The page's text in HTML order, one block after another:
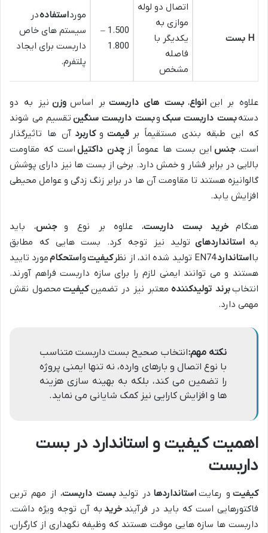
H بست
اتصال دو لوله
موازی به
یکدیگر با
فاصله
مشخص
1.500 –
1.800
مورداستفادهدر
سیستم های خاص
داربست برای ایجاد
پلتفرم.
علاوه بر این انواع، بست های داربست بر اساس وزن نیز به دو
دستهبست داربست سبک وبست داربست سنگین تقسیم می شوند
که این طبقه بندی مستقیماً بر قیمت و کاربرد آن ها تاثیرگذار
است. جنس این بست ها عموماً از چدن داکتیل است که مقاومت
بالایی در برابر فشار و خمش دارد. برخی از بست ها نیز دارای پوشش
گالوانیزه هستند تا مقاومت آن ها در برابر زنگ زدگی و عوامل محیطی
افزایش یابد.
هنگام خرید بست داربست، علاوه بر نوع و جنس، باید
به استانداردهای تولید نیز توجه کرد. بست هایی که مطابق
بااستانداردEN74 تولید شده اند، از نظر کیفیتواستحکاممورد تایید
هستند و می توانند ایمنی لازم را برای سازه داربست فراهم آورند.
انتخاببرند تولیدکننده معتبر نیز در تضمینکیفیت محصول نقش
مهمی دارد.
نکته مهم:انتخاب صحیح بست داربست متناسب
با نوع اتصال و بارهای وارده، نه تنها ایمنی پروژه
را تضمین می کند، بلکه به بهینه سازی هزینه
ها و افزایش کارایی نیز کمک شایانی می نماید.
اهمیت کیفیت و استاندارد در بست
داربست
کیفیت و رعایت استانداردها در تولید بست داربست، از مهم ترین
فاکتورهایی است که باید در فرآیند خرید به آن توجه ویژه داشت.
داربست ها سازه هایی موقت هستند که وظیفه نگهداری از کارگران،